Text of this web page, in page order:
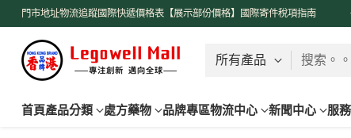
門市地址物流追蹤國際快遞價格表【展示部份價格】 國際寄件稅項指南
了解更多
搜索。
首頁產品分類 處方藥物 品牌專區物流中心 新聞中心 服